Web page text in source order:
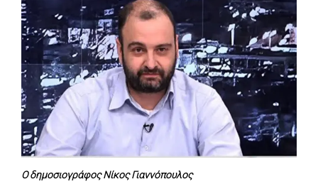
Ο δημοσιογράφος Νίκος Γιαννόπουλος